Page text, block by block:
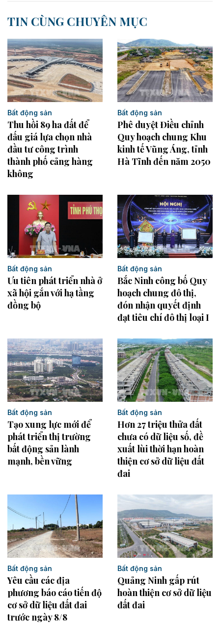
TIN CÙNG CHUYÊN MỤC
Bất động sản
Thu hồi 89 ha đất để
đấu giá lựa chọn nhà
đầu tư công trình
thành phố cảng hàng
không
Bất động sản
Phê duyệt Điều chỉnh
Quy hoạch chung Khu
kinh tế Vũng Áng, tỉnh
Hà Tĩnh đến năm 2050
Bất động sản
Ưu tiên phát triển nhà ở
xã hội gắn với hạ tầng
đồng bộ
Bất động sản
Bắc Ninh công bố Quy
hoạch chung đô thị,
đón nhận quyết định
đạt tiêu chí đô thị loại I
Bất động sản
Tạo xung lực mới để
phát triển thị trường
bất động sản lành
mạnh, bền vững
Bất động sản
Hơn 27 triệu thửa đất
chưa có dữ liệu số, đề
xuất lùi thời hạn hoàn
thiện cơ sở dữ liệu đất
đai
Bất động sản
Yêu cầu các địa
phương báo cáo tiến độ
cơ sở dữ liệu đất đai
trước ngày 8/8
Bất động sản
Quảng Ninh gấp rút
hoàn thiện cơ sở dữ liệu
đất đai